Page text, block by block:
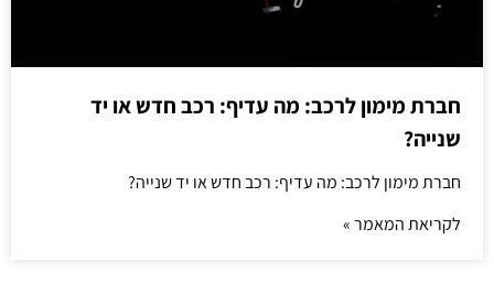
חברת מימון לרכב: מה עדיף: רכב חדש או יד
שנייה?
חברת מימון לרכב: מה עדיף: רכב חדש או יד שנייה?
לקריאת המאמר »